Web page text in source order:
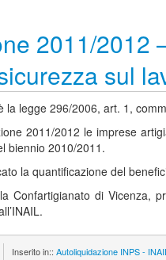
2011/2012
sul
la legge 296/2006, art. 1,
2011/2012 le imprese
biennio 2010/2011.
la quantificazione del
Confartigianato di Vicenza,
Inserito in:: Autoliquidazione INPS - INAIL